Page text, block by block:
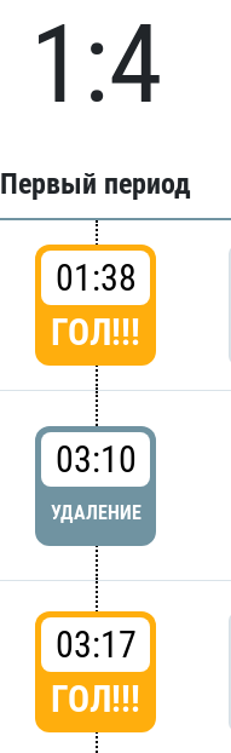
1:4
Первый период
01:38
ГОЛ!!!
03:10
УДАЛЕНИЕ
03:17
ГОЛ!!!